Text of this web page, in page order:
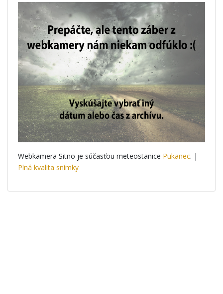
Webkamera Sitno je súčasťou meteostanice Pukanec. |
Plná kvalita snímky